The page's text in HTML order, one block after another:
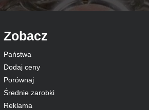
Zobacz
Państwa
Dodaj ceny
Porównaj
Średnie zarobki
Reklama